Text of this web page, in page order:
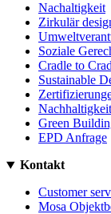
Nachaltigkeit
Zirkulär
Soziale
Cradle to
Sustainable
Green
EPD Anfrage
Kontakt
Customer
Mosa